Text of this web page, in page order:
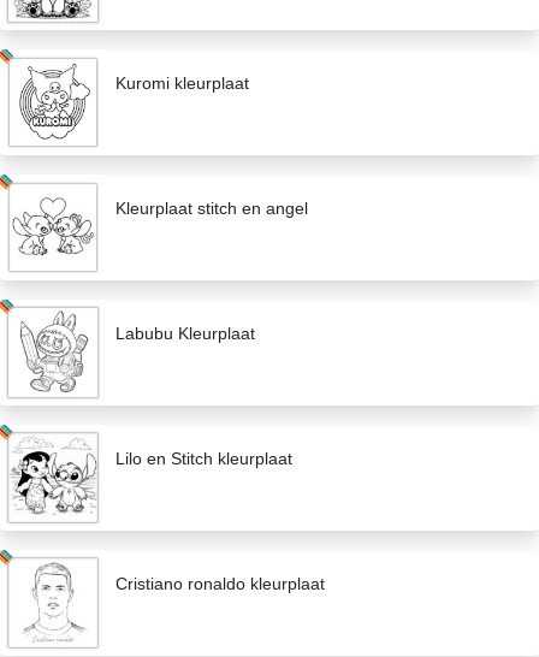
Kuromi kleurplaat
Kleurplaat stitch en angel
Labubu Kleurplaat
Lilo en Stitch kleurplaat
Cristiano ronaldo kleurplaat